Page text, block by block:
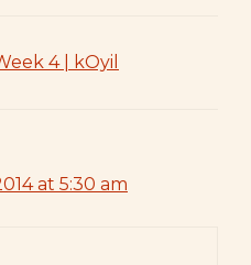
4 | kOyil
at 5:30 am